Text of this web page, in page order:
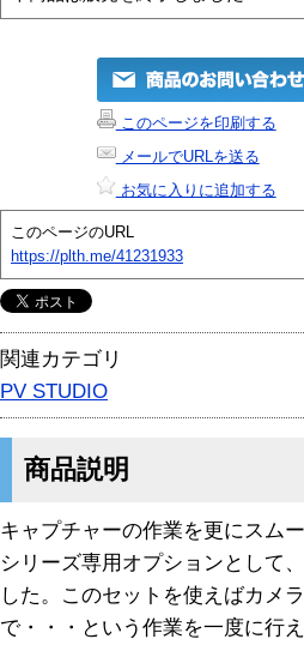
このページを印刷する
メールでURLを送る
お気に入りに追加する
このページのURL
https://plth.me/41231933
関連カテゴリ
PV STUDIO
商品説明
キャプチャーの作業を更にスム
シリーズ専用オプションとして
した。このセットを使えばカメ
で・・・という作業を一度に行